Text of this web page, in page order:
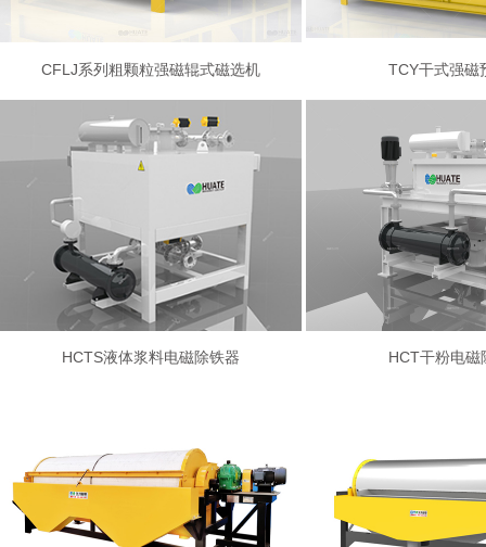
CFLJ系列粗颗粒强磁辊式磁选机 TCY干式强磁
HCTS液体浆料电磁除铁器 HCT干粉电磁